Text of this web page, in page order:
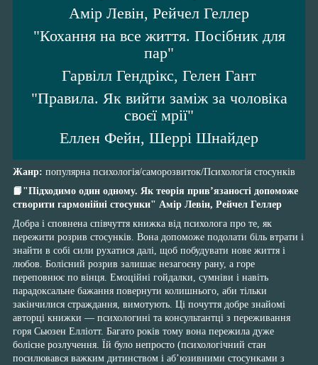
Амір Левін, Рейчел Геллер
"Кохання на все життя. Посібник для
пар"
Гарвілл Гендрікс, Гелен Гант
"Правила. Як вийти заміж за чоловіка
своєї мрії"
Еллен Фейн, Шеррі Шнайдер
Жанр: популярна психологія/саморозвиток/Психологія стосунків
📙"Підходимо один одному. Як теорія прив’язаності допоможе
створити гармонійні стосунки" Амір Левін, Рейчел Геллер
Добра і сповнена співчуття книжка від психолога про те, як
пережити розрив стосунків. Вона допоможе подолати біль втрати і
знайти в собі сили рухатися далі, щоб побудувати нове життя і
любов. Болісний розрив залишає незагоєну рану, а горе
переповнює по вінця. Емоційні гойдалки, сумніви і навіть
парадоксальне бажання повернути колишнього, аби тільки
закінчилися страждання, вимотують. Ці почуття добре знайомі
авторці книжки — психологині та консультантці з переживання
горя Сьюзен Елліотт. Багато років тому вона пережила дуже
болісне розлучення. Їй було непросто (психологічний стан
посилювався важким дитинством і аб’юзивними стосунками з